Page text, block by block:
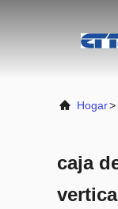
Hogar>
caja